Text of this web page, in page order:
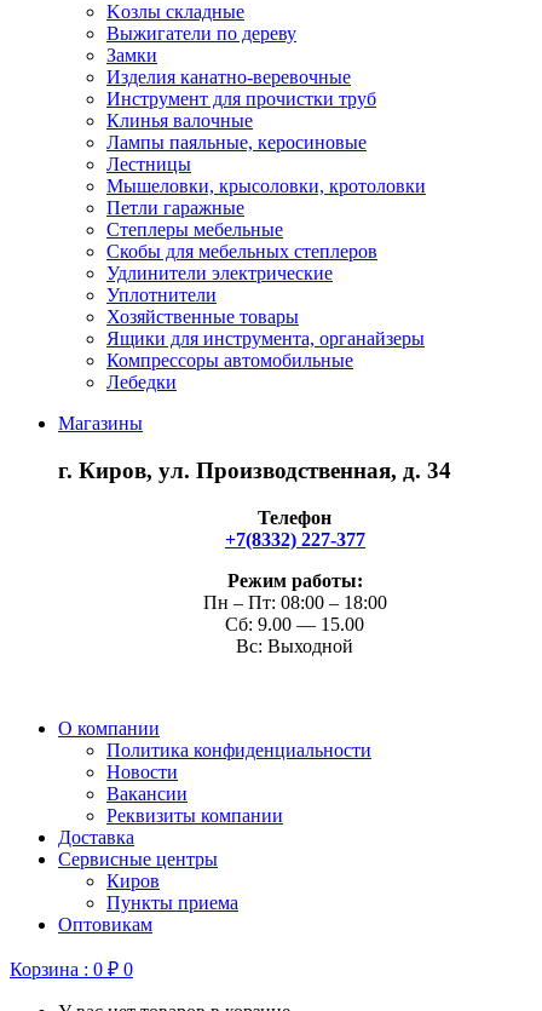
Kозлы складные
Выжигатели по дереву
Замки
Изделия канатно-веревочные
Инструмент для прочистки труб
Клинья валочные
Лампы паяльные, керосиновые
Лестницы
Мышеловки, крысоловки, кротоловки
Петли гаражные
Степлеры мебельные
Скобы для мебельных степлеров
Удлинители электрические
Уплотнители
Хозяйственные товары
Ящики для инструмента, органайзеры
Компрессоры автомобильные
Лебедки
Магазины
г. Киров, ул. Производственная, д. 34
Телефон
+7(8332) 227-377
Режим работы:
Пн – Пт: 08:00 – 18:00
Сб: 9.00 — 15.00
Вс: Выходной
О компании
Политика конфиденциальности
Новости
Вакансии
Реквизиты компании
Доставка
Сервисные центры
Киров
Пункты приема
Оптовикам
Корзина : 0 ₽ 0